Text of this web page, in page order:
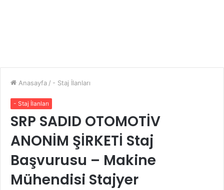
Anasayfa / - Staj İlanları
- Staj İlanları
SRP SADID OTOMOTİV
ANONİM ŞİRKETİ Staj
Başvurusu – Makine
Mühendisi Stajyer